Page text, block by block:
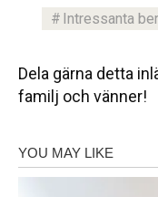
Intressanta
Dela gärna detta
familj och vänner!